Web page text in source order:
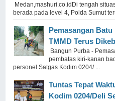
Medan,mashuri.co.idDi tengah
berada pada level 4, Polda Sumut
Pemasangan
TMMD Terus
Bangun Purba -
pembatas kiri-kanan
personel Satgas Kodim 0204/ ...
Tuntas Tepat
Kodim 0204/Deli